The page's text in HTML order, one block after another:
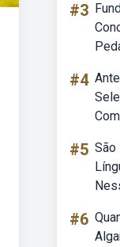
#3
#4
#5 São
#6